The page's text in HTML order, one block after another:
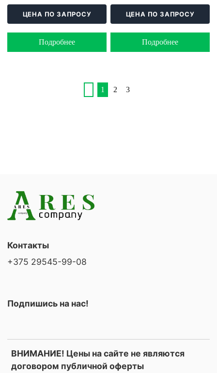
ЦЕНА ПО ЗАПРОСУ
Подробнее
ЦЕНА ПО ЗАПРОСУ
Подробнее
1 2 3
ВНИМАНИЕ! Цены на сайте не являются
договором публичной оферты
Контакты
+375 29545-99-08
Подпишись на нас!